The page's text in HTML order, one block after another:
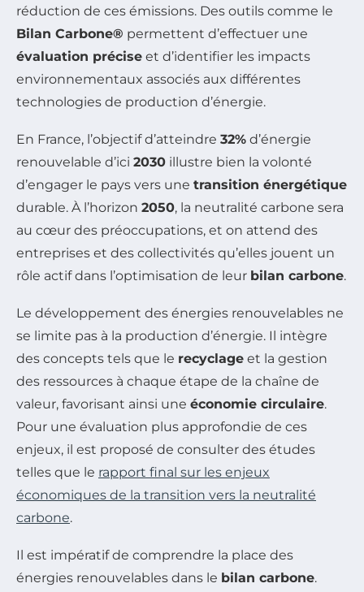
réduction de ces émissions. Des outils comme le
Bilan Carbone® permettent d’effectuer une
évaluation précise et d’identifier les impacts
environnementaux associés aux différentes
technologies de production d’énergie.
En France, l’objectif d’atteindre 32% d’énergie
renouvelable d’ici 2030 illustre bien la volonté
d’engager le pays vers une transition énergétique
durable. À l’horizon 2050, la neutralité carbone sera
au cœur des préoccupations, et on attend des
entreprises et des collectivités qu’elles jouent un
rôle actif dans l’optimisation de leur bilan carbone.
Le développement des énergies renouvelables ne
se limite pas à la production d’énergie. Il intègre
des concepts tels que le recyclage et la gestion
des ressources à chaque étape de la chaîne de
valeur, favorisant ainsi une économie circulaire.
Pour une évaluation plus approfondie de ces
enjeux, il est proposé de consulter des études
telles que le rapport final sur les enjeux
économiques de la transition vers la neutralité
carbone.
Il est impératif de comprendre la place des
énergies renouvelables dans le bilan carbone.